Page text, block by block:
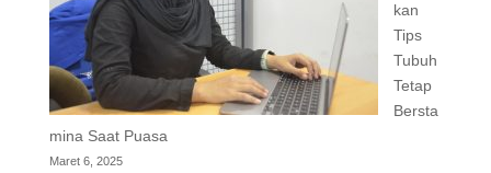
kan
Tips
Tubuh
Tetap
Bersta
mina Saat Puasa
Maret 6, 2025